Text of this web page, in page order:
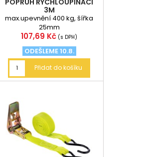
POPRUH RYCHLOUPÍNACÍ
3M
max.upevnění 400 kg, šířka
25mm
Cena
107,69 Kč (s DPH)
ODEŠLEME 10.8.
Přidat do košíku